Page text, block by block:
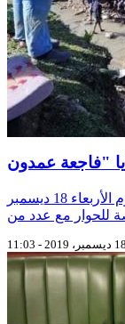
أكد وزير الداخلية هشام الفراتي صباح اليوم الأربعاء 18 ديسمبر